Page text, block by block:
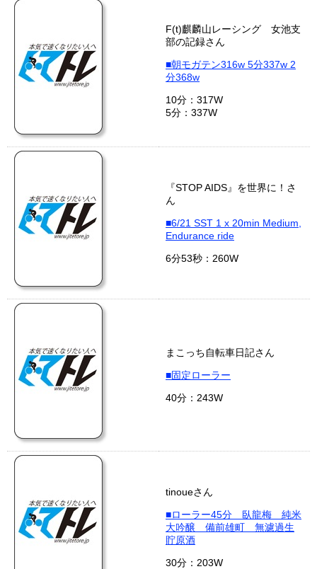
F(t)麒麟山レーシング 女池支
部の記録さん
■朝モガテン316w 5分337w 2
分368w
10分：317W
5分：337W
『STOP AIDS』を世界に！さ
ん
■6/21 SST 1 x 20min Medium,
Endurance ride
6分53秒：260W
まこっち自転車日記さん
■固定ローラー
40分：243W
tinoueさん
■ローラー45分 臥龍梅 純米
大吟醸 備前雄町 無濾過生
貯原酒
30分：203W